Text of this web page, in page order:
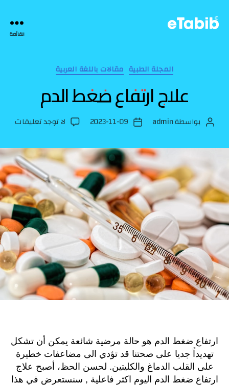
eTabib القائمة
التصنيفات المجلة الطبية مقالات باللغة العربية
علاج ارتفاع ضغط الدم
كاتببواسطةadmin
تاريخ2023-11-09 لا توجد تعليقاتعلى
الدم
ارتفاع ضغط الدم هو حالة مرضية شائعة يمكن أن تشكل
تهديداً جديا على صحتنا قد تؤدي الى مضاعفات خطيرة
على القلب الدماغ والكليتين. لحسن الحظ، أصبح علاج
ارتفاع ضغط الدم اليوم اكثر فاعلية , سنستعرض في هذا